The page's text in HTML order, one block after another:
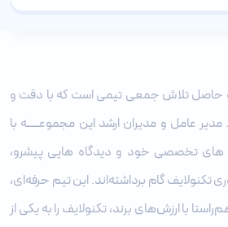
حاصل تلاش جمعی تیمی است که با دقت و
عامل و مدیران ارشد این مجموعـــــه با
های تخصصی خود و دیدگاه ‌هایی پیشرو،
تکنولایف گام برداشته‌اند. این تیم حرفه‌ای،
با ارزش‌های برند، تکنولایف را به یکی از